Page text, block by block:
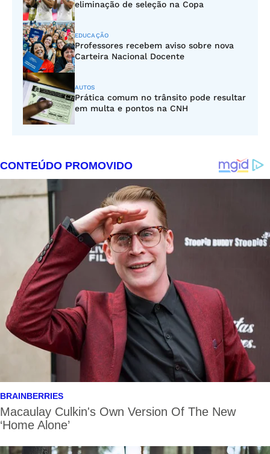
eliminação de seleção na Copa
EDUCAÇÃO
Professores recebem aviso sobre nova
Carteira Nacional Docente
AUTOS
Prática comum no trânsito pode resultar
em multa e pontos na CNH